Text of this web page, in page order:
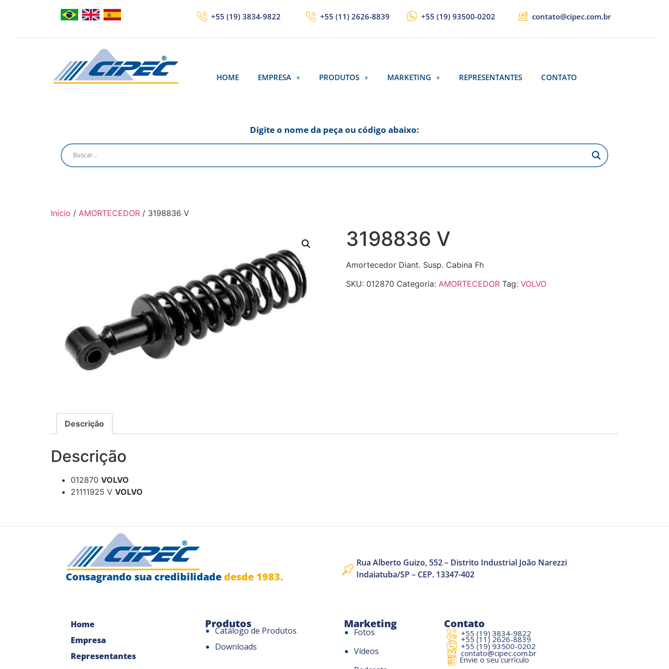
+55 (19) 3834-9822 +55 (11) 2626-8839 +55 (19) 93500-0202 contato@cipec.com.br
HOME EMPRESA PRODUTOS MARKETING REPRESENTANTES CONTATO
Digite o nome da peça ou código abaixo:
Início / AMORTECEDOR / 3198836 V
3198836 V
Amortecedor Diant. Susp. Cabina Fh
SKU: 012870 Categoria: AMORTECEDOR Tag: VOLVO
Descrição
Descrição
012870 VOLVO
21111925 V VOLVO
Consagrando sua credibilidadedesde 1983.
Rua Alberto Guizo, 552 – Distrito Industrial João Narezzi
Indaiatuba/SP – CEP. 13347-402
Home
Empresa
Representantes
Produtos
Catálogo de Produtos
Downloads
Marketing
Fotos
Vídeos
Contato
+55 (19) 3834-9822
+55 (11) 2626-8839
+55 (19) 93500-0202
contato@cipec.com.br
Envie o seu currículo